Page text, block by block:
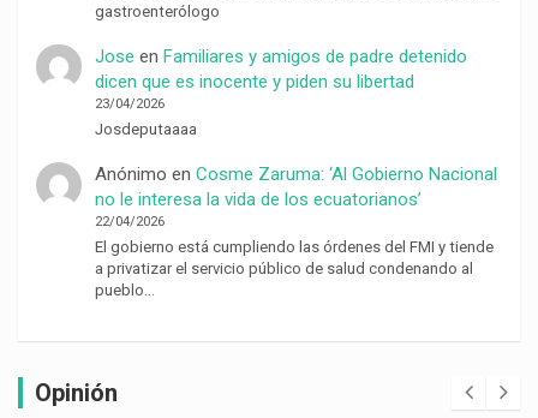
gastroenterólogo
Jose en Familiares y amigos de padre detenido
dicen que es inocente y piden su libertad
23/04/2026
Josdeputaaaa
Anónimo en Cosme Zaruma: ‘Al Gobierno Nacional
no le interesa la vida de los ecuatorianos’
22/04/2026
El gobierno está cumpliendo las órdenes del FMI y tiende
a privatizar el servicio público de salud condenando al
pueblo…
Opinión